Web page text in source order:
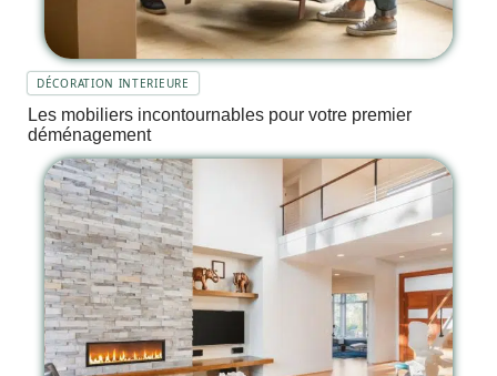
DÉCORATION INTERIEURE
Les mobiliers incontournables pour votre premier
déménagement